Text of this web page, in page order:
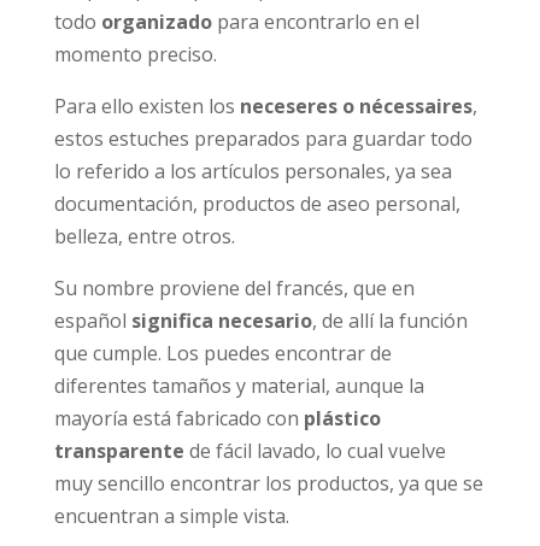
todo organizadopara encontrarlo en el
momento preciso.
Para ello existen los neceseres o nécessaires,
estos estuches preparados para guardar todo
lo referido a los artículos personales, ya sea
documentación, productos de aseo personal,
belleza, entre otros.
Su nombre proviene del francés, que en
español significa necesario, de allí la función
que cumple. Los puedes encontrar de
diferentes tamaños y material, aunque la
mayoría está fabricado con plástico
transparente de fácil lavado, lo cual vuelve
muy sencillo encontrar los productos, ya que se
encuentran a simple vista.